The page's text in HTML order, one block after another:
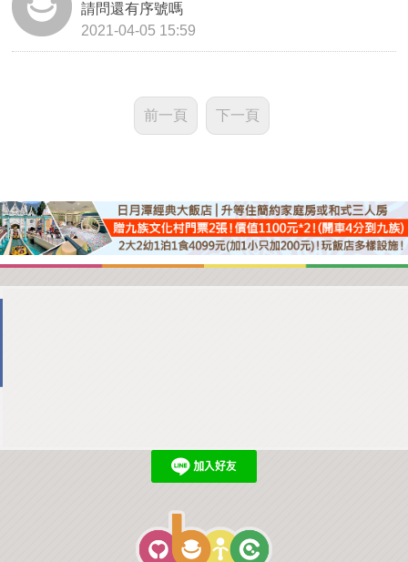
APP下載請問還有序號嗎
2021-04-05 15:59
前一頁 下一頁